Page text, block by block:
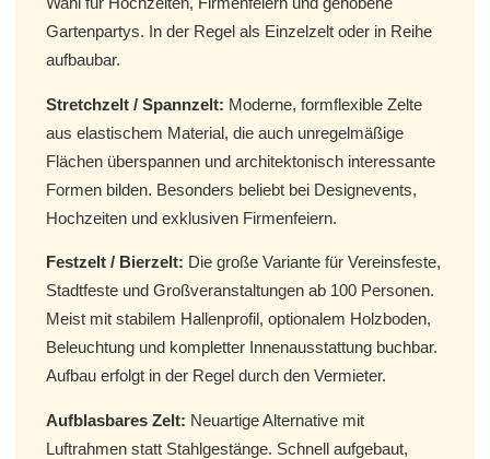
Gartenpartys. In der Regel als Einzelzelt oder in Reihe
aufbaubar.
Stretchzelt / Spannzelt: Moderne, formflexible Zelte
aus elastischem Material, die auch unregelmäßige
Flächen überspannen und architektonisch interessante
Formen bilden. Besonders beliebt bei Designevents,
Hochzeiten und exklusiven Firmenfeiern.
Festzelt / Bierzelt: Die große Variante für Vereinsfeste,
Stadtfeste und Großveranstaltungen ab 100 Personen.
Meist mit stabilem Hallenprofil, optionalem Holzboden,
Beleuchtung und kompletter Innenausstattung buchbar.
Aufbau erfolgt in der Regel durch den Vermieter.
Aufblasbares Zelt: Neuartige Alternative mit
Luftrahmen statt Stahlgestänge. Schnell aufgebaut,